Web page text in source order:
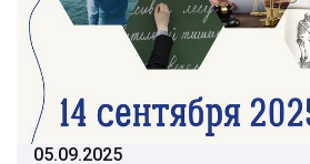
05.09.2025